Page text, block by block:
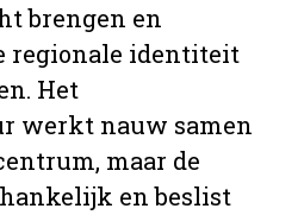
brengen en
regionale identiteit
Het
werkt nauw samen
maar de
en beslist